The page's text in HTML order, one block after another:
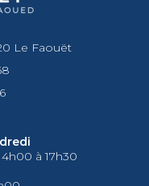
Le Faouët
à 17h30